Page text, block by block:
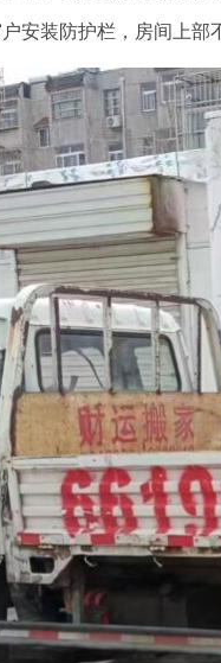
安装防护栏，房间上部